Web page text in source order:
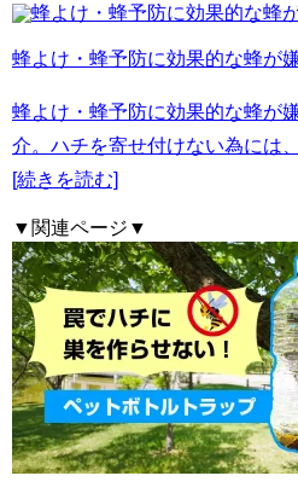
蜂よけ・蜂予防に効果的な蜂が
蜂よけ・蜂予防に効果的な蜂が
介。ハチを寄せ付けない為には
[続きを読む]
▼関連ページ▼